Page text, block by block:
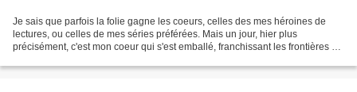
Je sais que parfois la folie gagne les coeurs, celles des mes héroines de
lectures, ou celles de mes séries préférées. Mais un jour, hier plus
précisément, c'est mon coeur qui s'est emballé, franchissant les frontières de